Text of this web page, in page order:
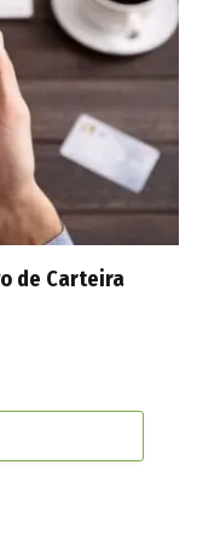
de Carteira